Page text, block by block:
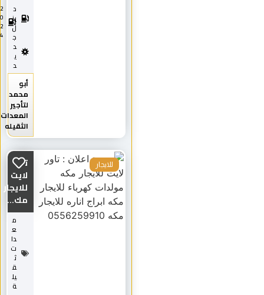
د
يز
ل
ج
د
ي
د
2
0
2
4
أبو
محمد
لتأجير
المعدات
الثقيله
تاور
لايت
للايجار
مك...
م
ع
دا
ت
ث
ق
يل
ة
للايجار